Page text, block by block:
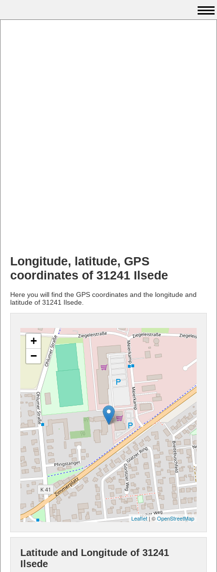
Longitude, latitude, GPS
coordinates of 31241 Ilsede
Here you will find the GPS coordinates and the longitude and
latitude of 31241 Ilsede.
+
−
Leaflet| ©OpenStreetMap
Latitude and Longitude of 31241
Ilsede